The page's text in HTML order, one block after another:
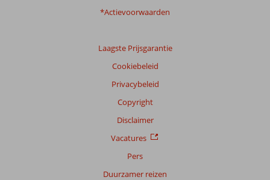
*Actievoorwaarden
Laagste Prijsgarantie
Cookiebeleid
Privacybeleid
Copyright
Disclaimer
Vacatures
Pers
Duurzamer reizen